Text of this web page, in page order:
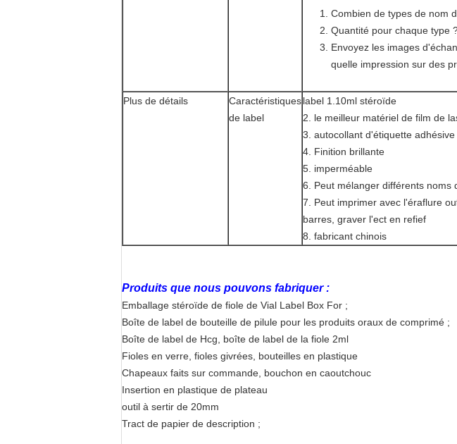
Combien de types de nom
Quantité pour chaque type
Envoyez les images
quelle impression sur des
Plus de détails
Caractéristiques
de label
label 1.10ml stéroïde
2. le meilleur matériel de film de
3. autocollant d'étiquette adhésive
4. Finition brillante
5. imperméable
6. Peut mélanger différents noms
7. Peut imprimer avec l'éraflure
barres, graver l'ect en refief
8. fabricant chinois
Produits que nous pouvons fabriquer :
Emballage stéroïde de fiole de Vial Label Box For ;
Boîte de label de bouteille de pilule pour les produits oraux de comprimé ;
Boîte de label de Hcg, boîte de label de la fiole 2ml
Fioles en verre, fioles givrées, bouteilles en plastique
Chapeaux faits sur commande, bouchon en caoutchouc
Insertion en plastique de plateau
outil à sertir de 20mm
Tract de papier de description ;